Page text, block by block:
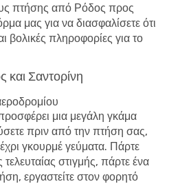
πτήσης από Ρόδος προς
μας για να διασφαλίσετε ότι
βολικές πληροφορίες για το
και Σαντορίνη
μια μεγάλη γκάμα
πριν από την πτήση σας,
γκουρμέ γεύματα. Πάρτε
στιγμής, πάρτε ένα
εργαστείτε στον φορητό